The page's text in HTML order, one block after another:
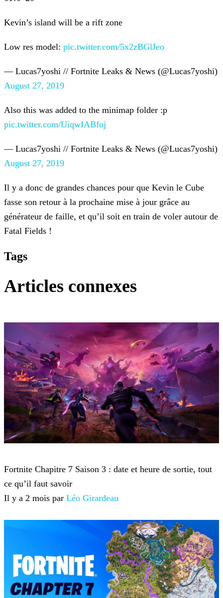
Kevin’s island will be a rift zone
Low res model: pic.twitter.com/5x2zBGlJeo
— Lucas7yoshi // Fortnite Leaks & News (@Lucas7yoshi)
August 27, 2019
Also this was added to the minimap folder :p
pic.twitter.com/UiqwIABfoj
— Lucas7yoshi // Fortnite Leaks & News (@Lucas7yoshi)
August 27, 2019
Il y a donc de grandes chances pour que Kevin le Cube
fasse son retour à la prochaine mise à jour grâce au
générateur de faille, et qu’il soit en train de voler autour de
Fatal Fields !
Tags
Articles connexes
Fortnite Chapitre 7 Saison 3 : date et heure de sortie, tout
ce qu’il faut savoir
Il y a 2 mois par Léo Girardeau